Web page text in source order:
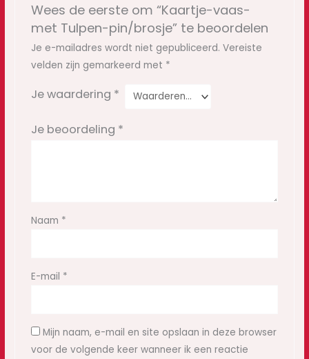
Wees de eerste om “Kaartje-vaas-
met Tulpen-pin/brosje” te beoordelen
Je e-mailadres wordt niet gepubliceerd. Vereiste
velden zijn gemarkeerd met *
Je waardering *
Je beoordeling *
Naam *
E-mail *
Mijn naam, e-mail en site opslaan in deze browser
voor de volgende keer wanneer ik een reactie